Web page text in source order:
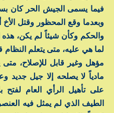
فيما يسمى الجيش الحر كان
وبعدما وقع المحظور وقتل الأخ
والحكم وكأن شيئاً لم يكن،
لما هي عليه، متى يتعلم
مؤهل وغير قابل للإصلاح،
مادياً لا يصلحه إلا جيل جديد
على تأهيل الرأي العام
الطيف الذي لم يمثل فيه